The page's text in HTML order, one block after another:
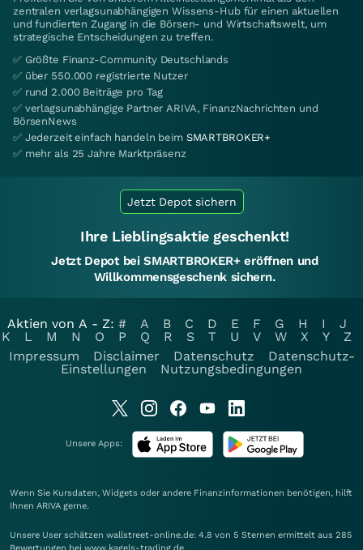
zentralen verlagsunabhängigen Wissens-Hub für einen aktuellen
und fundierten Zugang in die Börsen- und Wirtschaftswelt, um
strategische Entscheidungen zu treffen.
✅ Größte Finanz-Community Deutschlands
✅ über 550.000 registrierte Nutzer
✅ rund 2.000 Beiträge pro Tag
✅ verlagsunabhängige Partner ARIVA, FinanzNachrichten und
BörsenNews
✅ Jederzeit einfach handeln beim SMARTBROKER+
✅ mehr als 25 Jahre Marktpräsenz
Jetzt Depot sichern
Ihre Lieblingsaktie geschenkt!
Jetzt Depot bei SMARTBROKER+ eröffnen und
Willkommensgeschenk sichern.
Aktien von A - Z: # A B C D E F G H I
J
K
L M N O P Q R S T U V W X Y
Z
Impressum
Disclaimer Datenschutz
Datenschutz-
Einstellungen
Nutzungsbedingungen
Unsere Apps:
Wenn Sie Kursdaten, Widgets oder andere Finanzinformationen benötigen, hilft
Ihnen ARIVA gerne.
Unsere User schätzen wallstreet-online.de: 4.8 von 5 Sternen ermittelt aus 285